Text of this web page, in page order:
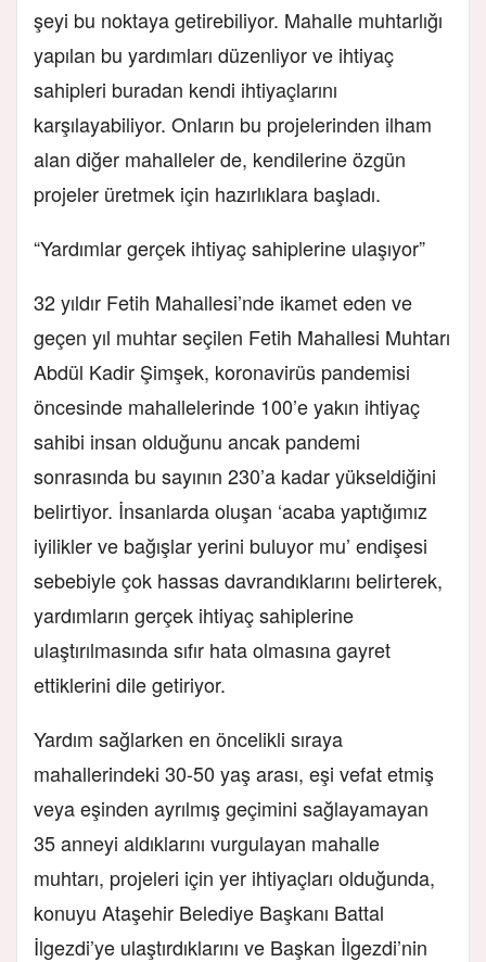
şeyi bu noktaya getirebiliyor. Mahalle muhtarlığı
yapılan bu yardımları düzenliyor ve ihtiyaç
sahipleri buradan kendi ihtiyaçlarını
karşılayabiliyor. Onların bu projelerinden ilham
alan diğer mahalleler de, kendilerine özgün
projeler üretmek için hazırlıklara başladı.
“Yardımlar gerçek ihtiyaç sahiplerine ulaşıyor”
32 yıldır Fetih Mahallesi’nde ikamet eden ve
geçen yıl muhtar seçilen Fetih Mahallesi Muhtarı
Abdül Kadir Şimşek, koronavirüs pandemisi
öncesinde mahallelerinde 100’e yakın ihtiyaç
sahibi insan olduğunu ancak pandemi
sonrasında bu sayının 230’a kadar yükseldiğini
belirtiyor. İnsanlarda oluşan ‘acaba yaptığımız
iyilikler ve bağışlar yerini buluyor mu’ endişesi
sebebiyle çok hassas davrandıklarını belirterek,
yardımların gerçek ihtiyaç sahiplerine
ulaştırılmasında sıfır hata olmasına gayret
ettiklerini dile getiriyor.
Yardım sağlarken en öncelikli sıraya
mahallerindeki 30-50 yaş arası, eşi vefat etmiş
veya eşinden ayrılmış geçimini sağlayamayan
35 anneyi aldıklarını vurgulayan mahalle
muhtarı, projeleri için yer ihtiyaçları olduğunda,
konuyu Ataşehir Belediye Başkanı Battal
İlgezdi’ye ulaştırdıklarını ve Başkan İlgezdi’nin